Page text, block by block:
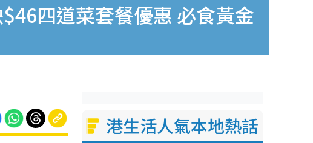
四道菜套餐優惠 必食黃金
港生活人氣本地熱話